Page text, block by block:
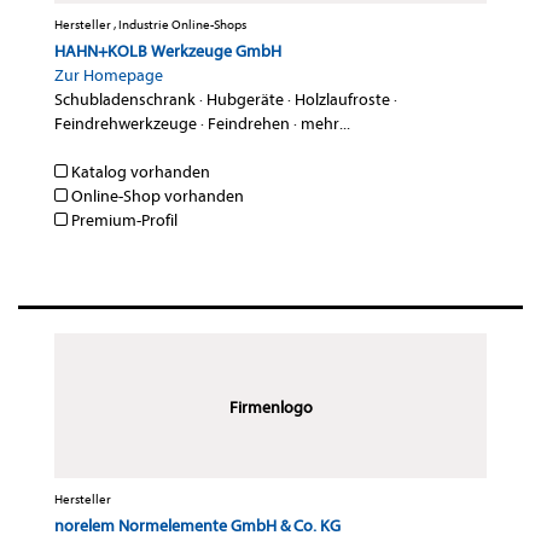
Hersteller , Industrie Online-Shops
HAHN+KOLB Werkzeuge GmbH
Zur Homepage
Schubladenschrank· Hubgeräte· Holzlaufroste·
Feindrehwerkzeuge· Feindrehen · mehr...
Katalog vorhanden
Online-Shop vorhanden
Premium-Profil
Firmenlogo
Hersteller
norelem Normelemente GmbH & Co. KG